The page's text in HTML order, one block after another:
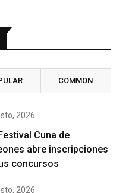
COMMON
2026
Cuna de
abre inscripciones
concursos
2026